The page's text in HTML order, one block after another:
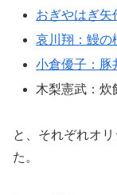
おぎやはぎ矢
哀川翔：鰻の
小倉優子：豚
木梨憲武：炊
と、それぞれオ
た。